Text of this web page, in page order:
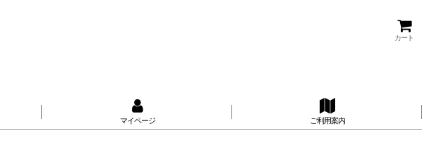
カート
マイページ ご利用案内